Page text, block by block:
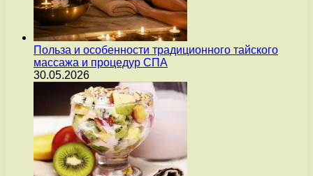
Польза и особенности традиционного тайского
массажа и процедур СПА
30.05.2026